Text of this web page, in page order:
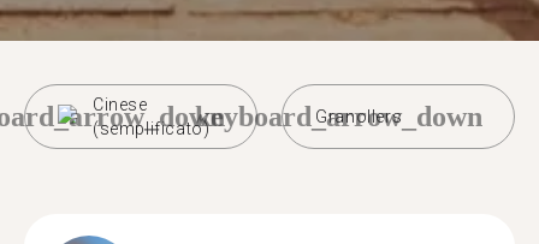
Cinese
(semplificato)
Granollers
keyboard_arrow_down